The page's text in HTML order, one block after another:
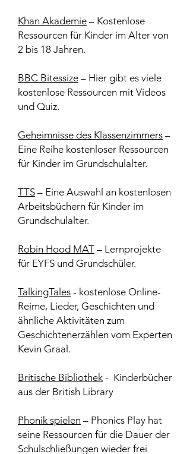
Khan Akademie – Kostenlose
Ressourcen für Kinder im Alter von
2 bis 18 Jahren.
BBC Bitessize – Hier gibt es viele
kostenlose Ressourcen mit Videos
und Quiz.
Geheimnisse des Klassenzimmers –
Eine Reihe kostenloser Ressourcen
für Kinder im Grundschulalter.
TTS – Eine Auswahl an kostenlosen
Arbeitsbüchern für Kinder im
Grundschulalter.
Robin Hood MAT – Lernprojekte
für EYFS und Grundschüler.
TalkingTales - kostenlose Online-
Reime, Lieder, Geschichten und
ähnliche Aktivitäten zum
Geschichtenerzählen vom Experten
Kevin Graal.
Britische Bibliothek - Kinderbücher
aus der British Library
Phonik spielen – Phonics Play hat
seine Ressourcen für die Dauer der
Schulschließungen wieder frei